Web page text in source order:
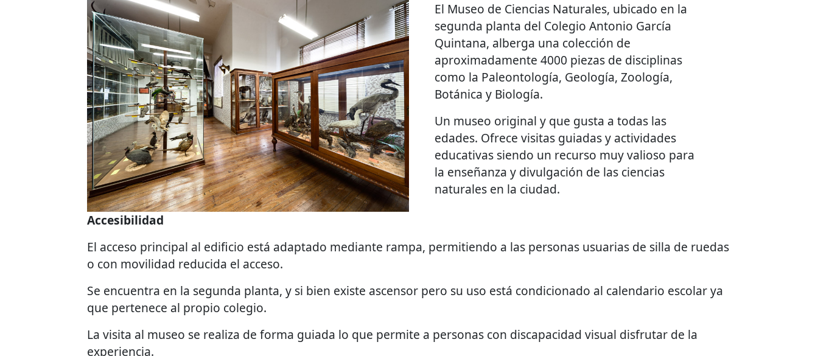
El Museo de Ciencias Naturales, ubicado en la
segunda planta del Colegio Antonio García
Quintana, alberga una colección de
aproximadamente 4000 piezas de disciplinas
como la Paleontología, Geología, Zoología,
Botánica y Biología.
Un museo original y que gusta a todas las
edades. Ofrece visitas guiadas y actividades
educativas siendo un recurso muy valioso para
la enseñanza y divulgación de las ciencias
naturales en la ciudad.
Accesibilidad
El acceso principal al edificio está adaptado mediante rampa, permitiendo a las personas usuarias de silla de ruedas
o con movilidad reducida el acceso.
Se encuentra en la segunda planta, y si bien existe ascensor pero su uso está condicionado al calendario escolar ya
que pertenece al propio colegio.
La visita al museo se realiza de forma guiada lo que permite a personas con discapacidad visual disfrutar de la
experiencia.